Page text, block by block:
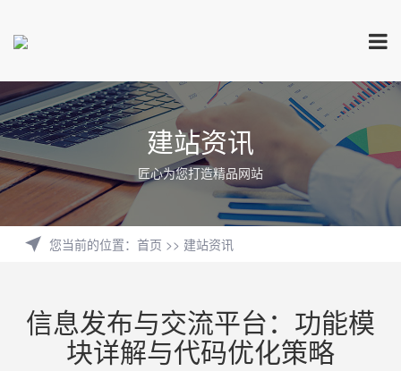
建站资讯
匠心为您打造精品网站
您当前的位置： 首页 >> 建站资讯
信息发布与交流平台：功能模
块详解与代码优化策略